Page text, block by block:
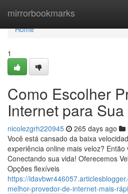
mirrorbookmarks
Home
Home
1
Como Escolher
Internet para
nicolezgrh220945 265 days ago
Você está cansado da baixa
experiência online mais veloz? Então
Conectando sua vida! Oferecemos
Opções flexíveis
https://
melhor-provedor-de-internet-mais-